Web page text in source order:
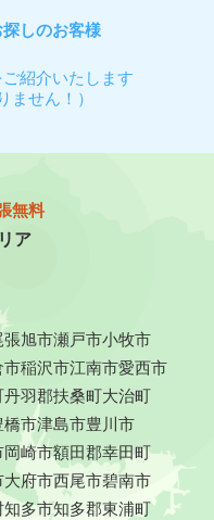
しのお客様
紹介いたします
ません！）
無料
ア
張旭市瀬戸市小牧市
市稲沢市江南市愛西市
丹羽郡扶桑町大治町
橋市津島市豊川市
岡崎市額田郡幸田町
大府市西尾市碧南市
知多市知多郡東浦町